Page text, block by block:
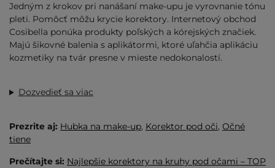
Jedným z krokov pri nanášaní make-upu je vyrovnanie tónu
pleti. Pomôcť môžu krycie korektory. Internetový obchod
Cosibella ponúka produkty poľských a kórejských značiek.
Majú šikovné balenia s aplikátormi, ktoré uľahčia aplikáciu
kozmetiky na tvár presne v mieste nedokonalostí.
Dozvedieť sa viac
Prezrite aj: Hubka na make-up, Korektor pod oči, Očné
tiene
Prečítajte si: Najlepšie korektory na kruhy pod očami – TOP